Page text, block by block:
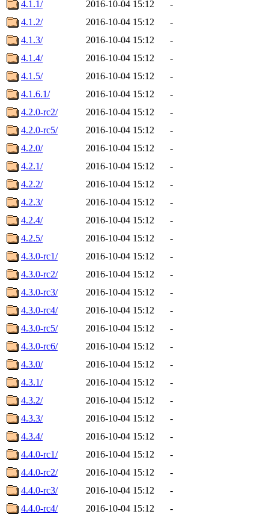
4.1.1/
2016-10-04 15:12
-
4.1.2/
2016-10-04 15:12
-
4.1.3/
2016-10-04 15:12
-
4.1.4/
2016-10-04 15:12
-
4.1.5/
2016-10-04 15:12
-
4.1.6.1/
2016-10-04 15:12
-
4.2.0-rc2/
2016-10-04 15:12
-
4.2.0-rc5/
2016-10-04 15:12
-
4.2.0/
2016-10-04 15:12
-
4.2.1/
2016-10-04 15:12
-
4.2.2/
2016-10-04 15:12
-
4.2.3/
2016-10-04 15:12
-
4.2.4/
2016-10-04 15:12
-
4.2.5/
2016-10-04 15:12
-
4.3.0-rc1/
2016-10-04 15:12
-
4.3.0-rc2/
2016-10-04 15:12
-
4.3.0-rc3/
2016-10-04 15:12
-
4.3.0-rc4/
2016-10-04 15:12
-
4.3.0-rc5/
2016-10-04 15:12
-
4.3.0-rc6/
2016-10-04 15:12
-
4.3.0/
2016-10-04 15:12
-
4.3.1/
2016-10-04 15:12
-
4.3.2/
2016-10-04 15:12
-
4.3.3/
2016-10-04 15:12
-
4.3.4/
2016-10-04 15:12
-
4.4.0-rc1/
2016-10-04 15:12
-
4.4.0-rc2/
2016-10-04 15:12
-
4.4.0-rc3/
2016-10-04 15:12
-
4.4.0-rc4/
2016-10-04 15:12
-